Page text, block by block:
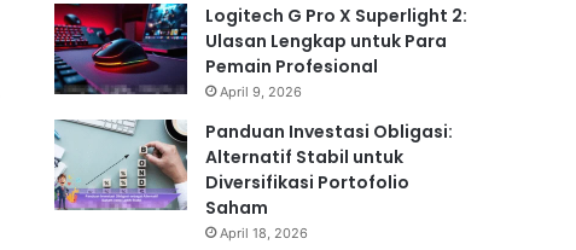
Logitech G Pro X Superlight 2:
Ulasan Lengkap untuk Para
Pemain Profesional
April 9, 2026
Panduan Investasi Obligasi:
Alternatif Stabil untuk
Diversifikasi Portofolio
Saham
April 18, 2026